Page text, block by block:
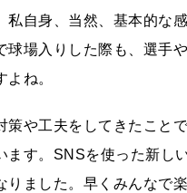
自身、当然、基本的な
球場入りした際も、選手
ね。
策や工夫をしてきたこと
ます。SNSを使った新
りました。早くみんなで